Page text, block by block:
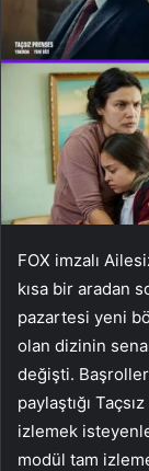
FOX imzalı
kısa bir aradan
pazartesi yeni
olan dizinin
değişti.
paylaştığı
izlemek
modül tam